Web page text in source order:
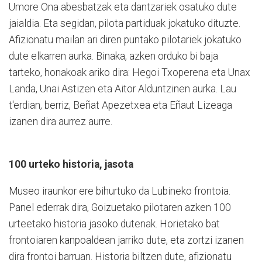
Umore Ona abesbatzak eta dantzariek osatuko dute
jaialdia. Eta segidan, pilota partiduak jokatuko dituzte.
Afizionatu mailan ari diren puntako pilotariek jokatuko
dute elkarren aurka. Binaka, azken orduko bi baja
tarteko, honakoak ariko dira: Hegoi Txoperena eta Unax
Landa, Unai Astizen eta Aitor Alduntzinen aurka. Lau
t'erdian, berriz, Beñat Apezetxea eta Eñaut Lizeaga
izanen dira aurrez aurre.
100 urteko historia, jasota
Museo iraunkor ere bihurtuko da Lubineko frontoia.
Panel ederrak dira, Goizuetako pilotaren azken 100
urteetako historia jasoko dutenak. Horietako bat
frontoiaren kanpoaldean jarriko dute, eta zortzi izanen
dira frontoi barruan. Historia biltzen dute, afizionatu